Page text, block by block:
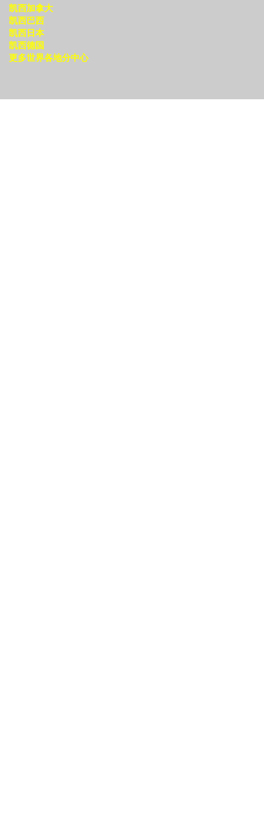
凯西加拿大
凯西巴西
凯西日本
凯西德国
更多世界各地分中心